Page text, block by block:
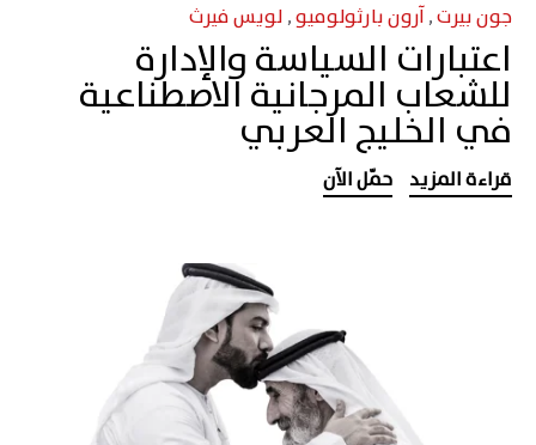
جون بيرت,آرون بارثولوميو, لويس فيرث
اعتبارات السياسة والإدارة
للشعاب المرجانية الاصطناعية
في الخليج العربي
قراءة المزيد حمّل الآن